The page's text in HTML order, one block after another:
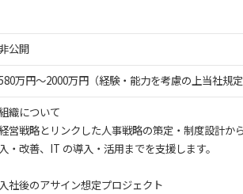
公開
万円〜2000万円（経験・能力を考慮の上当社規定
織について
営戦略とリンクした人事戦略の策定・制度設計
入・改善、IT の導入・活用までを支援します。
入社後のアサイン想定プロジェクト